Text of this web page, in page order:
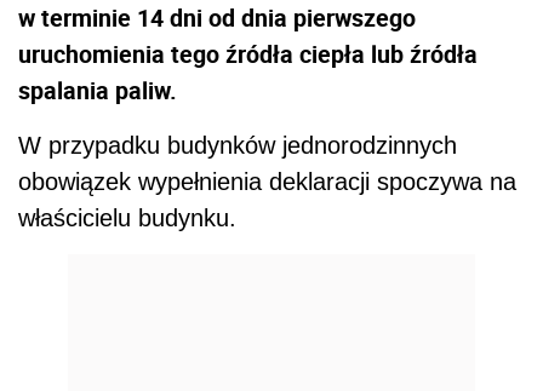
w terminie 14 dni od dnia pierwszego
uruchomienia tego źródła ciepła lub źródła
spalania paliw.
W przypadku budynków jednorodzinnych
obowiązek wypełnienia deklaracji spoczywa na
właścicielu budynku.